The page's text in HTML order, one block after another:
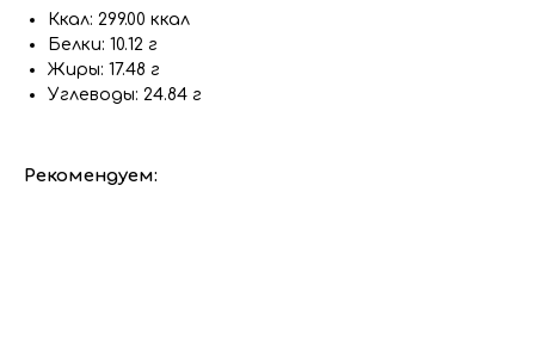
Ккал: 299.00 ккал
Белки: 10.12 г
Жиры: 17.48 г
Углеводы: 24.84 г
Рекомендуем: